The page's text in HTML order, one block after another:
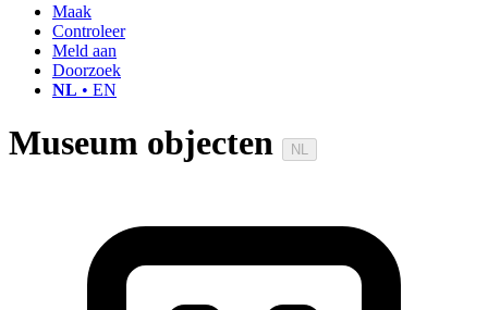
Maak
Controleer
Meld aan
Doorzoek
NL • EN
Museum objecten NL